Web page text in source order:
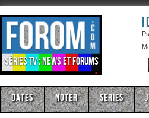
Séries TV : news et forums
Dates Noter Series